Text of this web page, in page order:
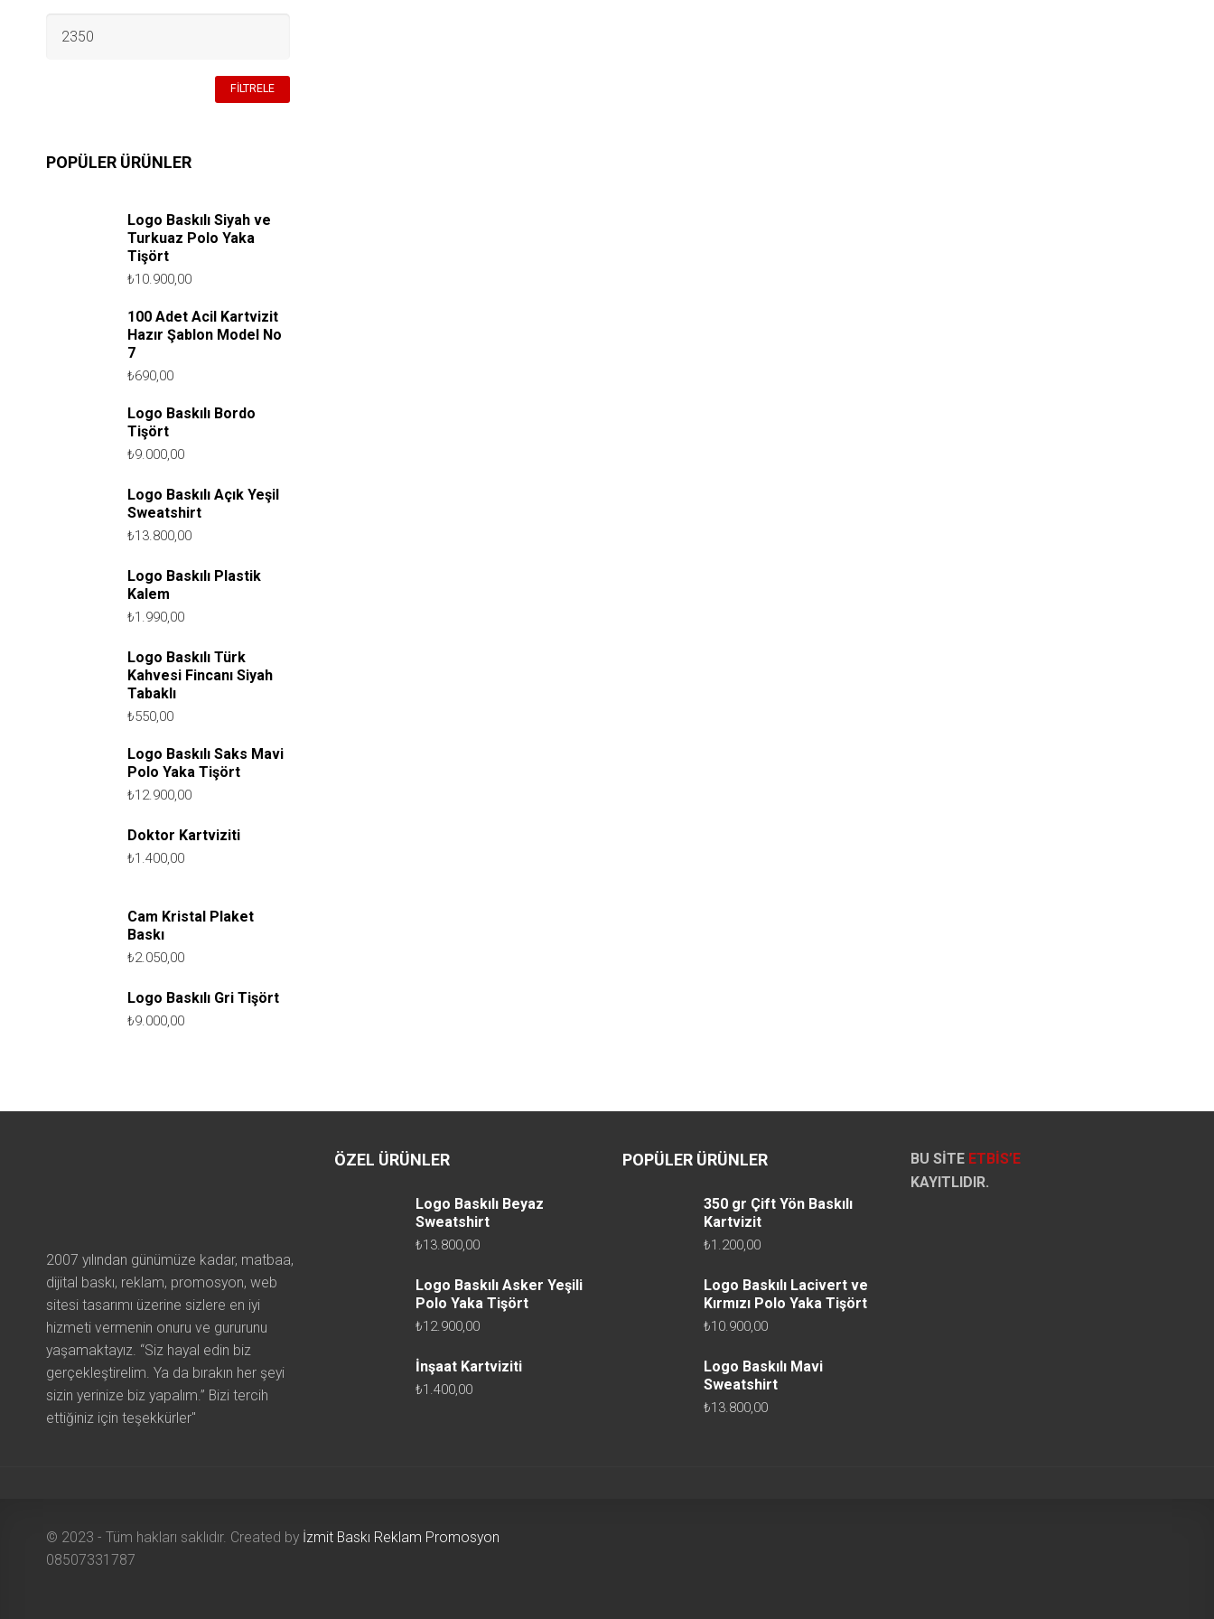
YÜKSEK
FILTRELE
POPÜLER ÜRÜNLER
Logo Baskılı Siyah ve
Turkuaz Polo Yaka
Tişört
₺10.900,00
100 Adet Acil Kartvizit
Hazır Şablon Model No
7
₺690,00
Logo Baskılı Bordo
Tişört
₺9.000,00
Logo Baskılı Açık Yeşil
Sweatshirt
₺13.800,00
Logo Baskılı Plastik
Kalem
₺1.990,00
Logo Baskılı Türk
Kahvesi Fincanı Siyah
Tabaklı
₺550,00
Logo Baskılı Saks Mavi
Polo Yaka Tişört
₺12.900,00
Doktor Kartviziti
₺1.400,00
Cam Kristal Plaket
Baskı
₺2.050,00
Logo Baskılı Gri Tişört
₺9.000,00
2007 yılından günümüze kadar, matbaa,
dijital baskı, reklam, promosyon, web
sitesi tasarımı üzerine sizlere en iyi
hizmeti vermenin onuru ve gururunu
yaşamaktayız. “Siz hayal edin biz
gerçekleştirelim. Ya da bırakın her şeyi
sizin yerinize biz yapalım.” Bizi tercih
ettiğiniz için teşekkürler"
ÖZEL ÜRÜNLER
Logo Baskılı Beyaz
Sweatshirt
₺13.800,00
Logo Baskılı Asker Yeşili
Polo Yaka Tişört
₺12.900,00
İnşaat Kartviziti
₺1.400,00
POPÜLER ÜRÜNLER
350 gr Çift Yön Baskılı
Kartvizit
₺1.200,00
Logo Baskılı Lacivert ve
Kırmızı Polo Yaka Tişört
₺10.900,00
Logo Baskılı Mavi
Sweatshirt
₺13.800,00
BU SİTE ETBİS’E
KAYITLIDIR.
© 2023 - Tüm hakları saklıdır. Created by İzmit Baskı Reklam Promosyon
08507331787